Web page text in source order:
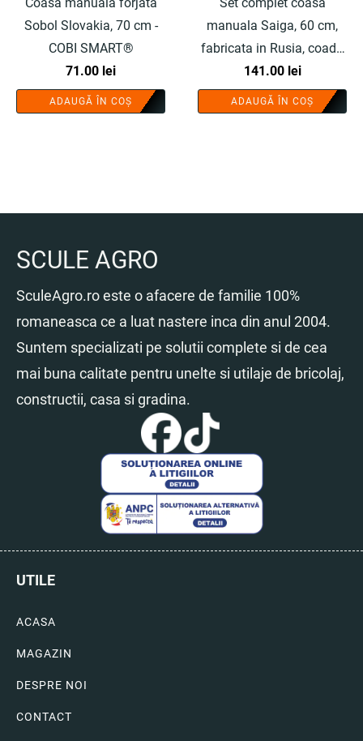
Sobol Slovakia, 70 cm -
COBI SMART®
71.00 lei
ADAUGĂ ÎN COȘ
manuala Saiga, 60 cm,
fabricata in Rusia, coada
lemn 190 cm, inel fixare,
piatra ascutit si teaca -
COBI SMART®
141.00 lei
ADAUGĂ ÎN COȘ
SCULE AGRO
SculeAgro.ro este o afacere de familie 100%
romaneasca ce a luat nastere inca din anul 2004.
Suntem specializati pe solutii complete si de cea
mai buna calitate pentru unelte si utilaje de bricolaj,
constructii, casa si gradina.
UTILE
ACASA
MAGAZIN
DESPRE NOI
CONTACT